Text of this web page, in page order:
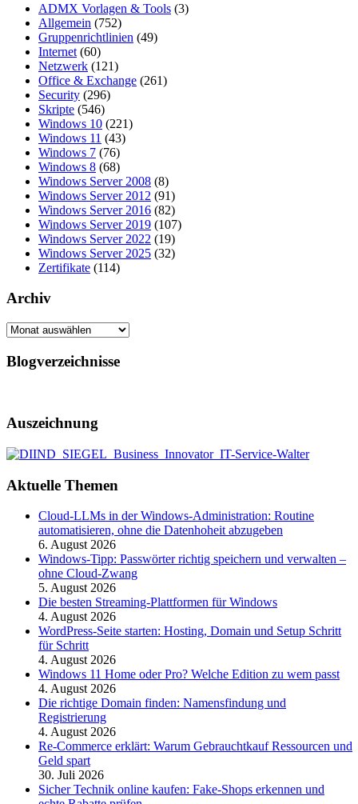
ADMX Vorlagen & Tools (3)
Allgemein (752)
Gruppenrichtlinien (49)
Internet (60)
Netzwerk (121)
Office & Exchange (261)
Security (296)
Skripte (546)
Windows 10 (221)
Windows 11 (43)
Windows 7 (76)
Windows 8 (68)
Windows Server 2008 (8)
Windows Server 2012 (91)
Windows Server 2016 (82)
Windows Server 2019 (107)
Windows Server 2022 (19)
Windows Server 2025 (32)
Zertifikate (114)
Archiv
Archiv
Blogverzeichnisse
Auszeichnung
Aktuelle Themen
Cloud-LLMs in der Windows-Administration: Routine
automatisieren, ohne die Datenhoheit abzugeben
6. August 2026
Windows-Tipp: Passwörter richtig speichern und verwalten –
ohne Cloud-Zwang
5. August 2026
Die besten Streaming-Plattformen für Windows
4. August 2026
WordPress-Seite starten: Hosting, Domain und Setup Schritt
für Schritt
4. August 2026
Windows 11 Home oder Pro? Welche Edition zu wem passt
4. August 2026
Die richtige Domain finden: Namensfindung und
Registrierung
4. August 2026
Re-Commerce erklärt: Warum Gebrauchtkauf Ressourcen und
Geld spart
30. Juli 2026
Sicher Technik online kaufen: Fake-Shops erkennen und